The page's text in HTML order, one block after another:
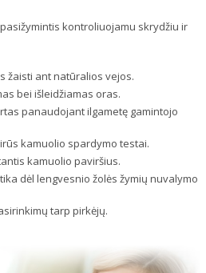
kontroliuojamu skrydžiu ir
žaisti ant natūralios vejos.
bei išleidžiamas oras.
panaudojant ilgametę gamintojo
kamuolio spardymo testai.
kamuolio paviršius.
dėl lengvesnio žolės žymių nuvalymo
tarp pirkėjų.